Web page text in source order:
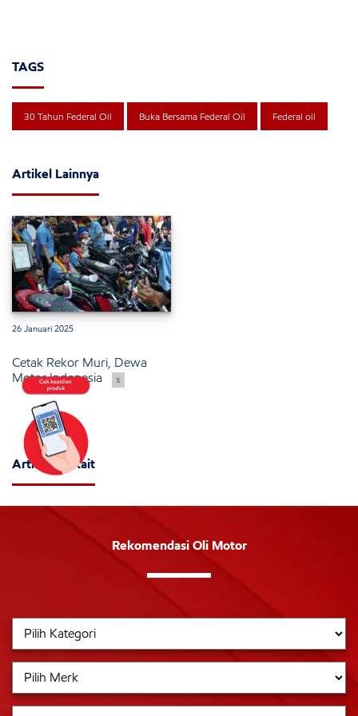
TAGS
30 Tahun Federal Oil Buka Bersama Federal Oil Federal oil
Artikel Lainnya
26 Januari 2025
Cetak Rekor Muri, Dewa
Motor Indonesia
Artikel Terkait
Rekomendasi Oli Motor
x